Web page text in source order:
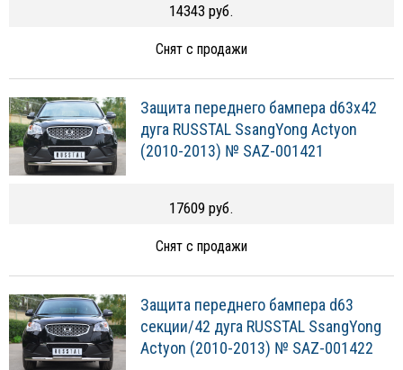
14343 руб.
Снят с продажи
Защита переднего бампера d63х42
дуга RUSSTAL SsangYong Actyon
(2010-2013) № SAZ-001421
17609 руб.
Снят с продажи
Защита переднего бампера d63
секции/42 дуга RUSSTAL SsangYong
Actyon (2010-2013) № SAZ-001422